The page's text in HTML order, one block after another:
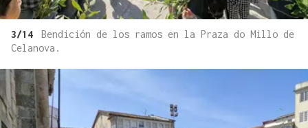
3/14
Bendición de los ramos en la Praza do Millo de
Celanova.